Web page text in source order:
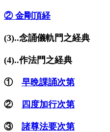
② 金剛頂経
(3)..念誦儀軌門之経典
(4)..作法門之経典
① 早晩課誦次第
② 四度加行次第
③ 諸尊法要次第